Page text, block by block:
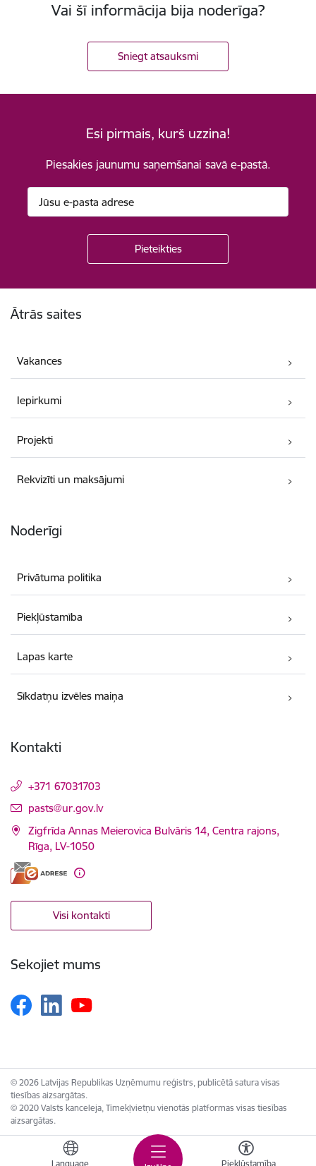
Language Piekļūstamība
Vai šī informācija bija noderīga?
Sniegt atsauksmi
Esi pirmais, kurš uzzina!
Piesakies jaunumu saņemšanai savā e-pastā.
Ātrās saites
Vakances
Iepirkumi
Projekti
Rekvizīti un maksājumi
Noderīgi
Privātuma politika
Piekļūstamība
Lapas karte
Sīkdatņu izvēles maiņa
Kontakti
+371 67031703
E-pasts:
pasts@ur.gov.lv
Zigfrīda Annas Meierovica Bulvāris 14, Centra rajons,
Rīga, LV-1050
Visi kontakti
Sekojiet mums
© 2026 Latvijas Republikas Uzņēmumu reģistrs, publicētā satura visas
tiesības aizsargātas.
© 2020 Valsts kanceleja, Tīmekļvietņu vienotās platformas visas tiesības
aizsargātas.